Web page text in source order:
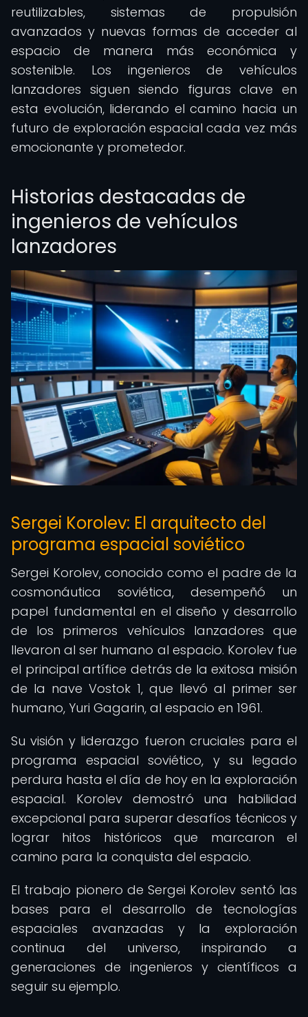
reutilizables, sistemas de propulsión
avanzados y nuevas formas de acceder al
espacio de manera más económica y
sostenible. Los ingenieros de vehículos
lanzadores siguen siendo figuras clave en
esta evolución, liderando el camino hacia un
futuro de exploración espacial cada vez más
emocionante y prometedor.
Historias destacadas de
ingenieros de vehículos
lanzadores
Sergei Korolev: El arquitecto del
programa espacial soviético
Sergei Korolev, conocido como el padre de la
cosmonáutica soviética, desempeñó un
papel fundamental en el diseño y desarrollo
de los primeros vehículos lanzadores que
llevaron al ser humano al espacio. Korolev fue
el principal artífice detrás de la exitosa misión
de la nave Vostok 1, que llevó al primer ser
humano, Yuri Gagarin, al espacio en 1961.
Su visión y liderazgo fueron cruciales para el
programa espacial soviético, y su legado
perdura hasta el día de hoy en la exploración
espacial. Korolev demostró una habilidad
excepcional para superar desafíos técnicos y
lograr hitos históricos que marcaron el
camino para la conquista del espacio.
El trabajo pionero de Sergei Korolev sentó las
bases para el desarrollo de tecnologías
espaciales avanzadas y la exploración
continua del universo, inspirando a
generaciones de ingenieros y científicos a
seguir su ejemplo.